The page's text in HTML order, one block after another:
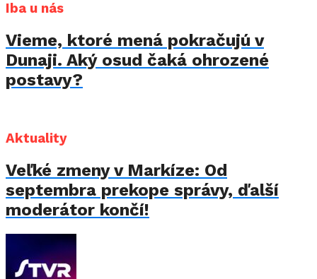
Iba u nás
Vieme, ktoré mená pokračujú v
Dunaji. Aký osud čaká ohrozené
postavy?
Aktuality
Veľké zmeny v Markíze: Od
septembra prekope správy, ďalší
moderátor končí!